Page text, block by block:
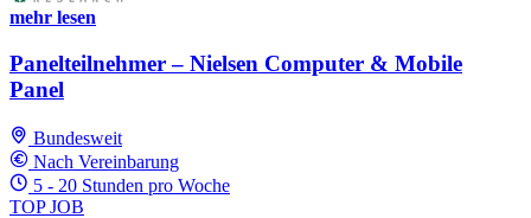
mehr lesen
Panelteilnehmer – Nielsen Computer & Mobile
Panel
Bundesweit
Nach Vereinbarung
5 - 20 Stunden pro Woche
TOP JOB